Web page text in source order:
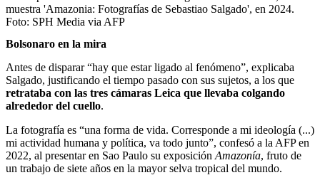
muestra 'Amazonia: Fotografías de Sebastiao Salgado', en 2024.
Foto: SPH Media via AFP
Bolsonaro en la mira
Antes de disparar “hay que estar ligado al fenómeno”, explicaba
Salgado, justificando el tiempo pasado con sus sujetos, a los que
retrataba con las tres cámaras Leica que llevaba colgando
alrededor del cuello.
La fotografía es “una forma de vida. Corresponde a mi ideología (...)
mi actividad humana y política, va todo junto”, confesó a la AFP en
2022, al presentar en Sao Paulo su exposición Amazonía, fruto de
un trabajo de siete años en la mayor selva tropical del mundo.